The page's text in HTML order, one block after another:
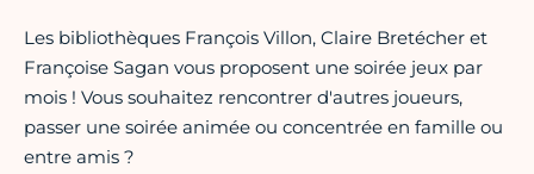
Les bibliothèques François Villon, Claire Bretécher et
Françoise Sagan vous proposent une soirée jeux par
mois ! Vous souhaitez rencontrer d'autres joueurs,
passer une soirée animée ou concentrée en famille ou
entre amis ?